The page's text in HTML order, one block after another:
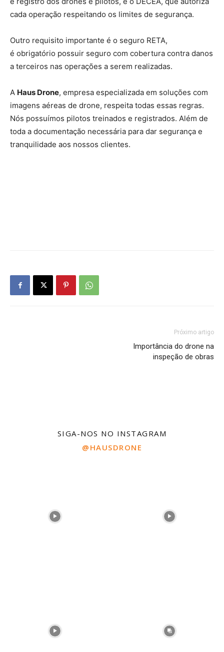
cada operação respeitando os limites de segurança.
Outro requisito importante é o seguro RETA,
é obrigatório possuir seguro com cobertura contra danos
a terceiros nas operações a serem realizadas.
A Haus Drone, empresa especializada em soluções com
imagens aéreas de drone, respeita todas essas regras.
Nós possuímos pilotos treinados e registrados. Além de
toda a documentação necessária para dar segurança e
tranquilidade aos nossos clientes.
Próximo artigo
Importância do drone na
inspeção de obras
SIGA-NOS NO INSTAGRAM
@HAUSDRONE